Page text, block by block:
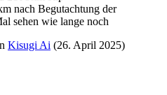
nach Begutachtung der
sehen wie lange noch
Kisugi Ai (26. April 2025)